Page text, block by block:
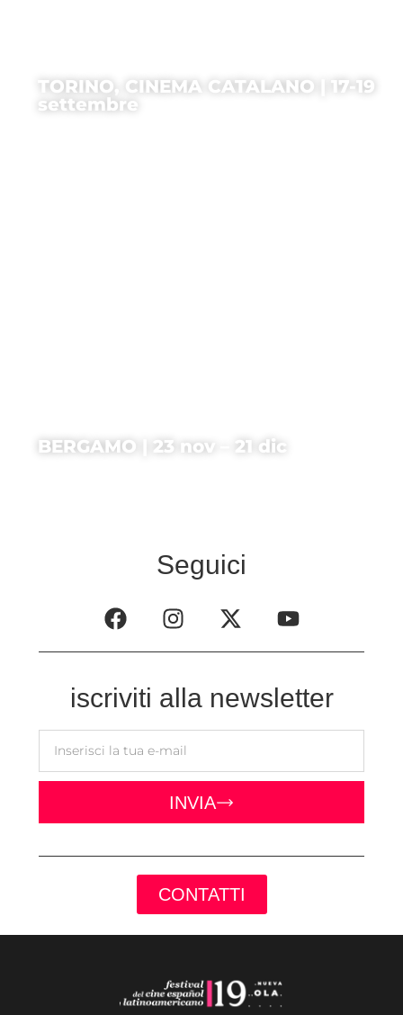
TORINO, CINEMA CATALANO | 17-19
settembre
BERGAMO | 23 nov – 21 dic
Seguici
iscriviti alla newsletter
INVIA
CONTATTI